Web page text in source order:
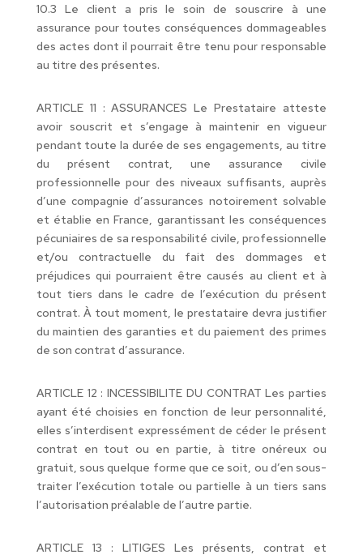
10.3 Le client a pris le soin de souscrire à une
assurance pour toutes conséquences dommageables
des actes dont il pourrait être tenu pour responsable
au titre des présentes.
ARTICLE 11 : ASSURANCES Le Prestataire atteste
avoir souscrit et s’engage à maintenir en vigueur
pendant toute la durée de ses engagements, au titre
du présent contrat, une assurance civile
professionnelle pour des niveaux suffisants, auprès
d’une compagnie d’assurances notoirement solvable
et établie en France, garantissant les conséquences
pécuniaires de sa responsabilité civile, professionnelle
et/ou contractuelle du fait des dommages et
préjudices qui pourraient être causés au client et à
tout tiers dans le cadre de l’exécution du présent
contrat. À tout moment, le prestataire devra justifier
du maintien des garanties et du paiement des primes
de son contrat d’assurance.
ARTICLE 12 : INCESSIBILITE DU CONTRAT Les parties
ayant été choisies en fonction de leur personnalité,
elles s’interdisent expressément de céder le présent
contrat en tout ou en partie, à titre onéreux ou
gratuit, sous quelque forme que ce soit, ou d’en sous-
traiter l’exécution totale ou partielle à un tiers sans
l’autorisation préalable de l’autre partie.
ARTICLE 13 : LITIGES Les présents, contrat et